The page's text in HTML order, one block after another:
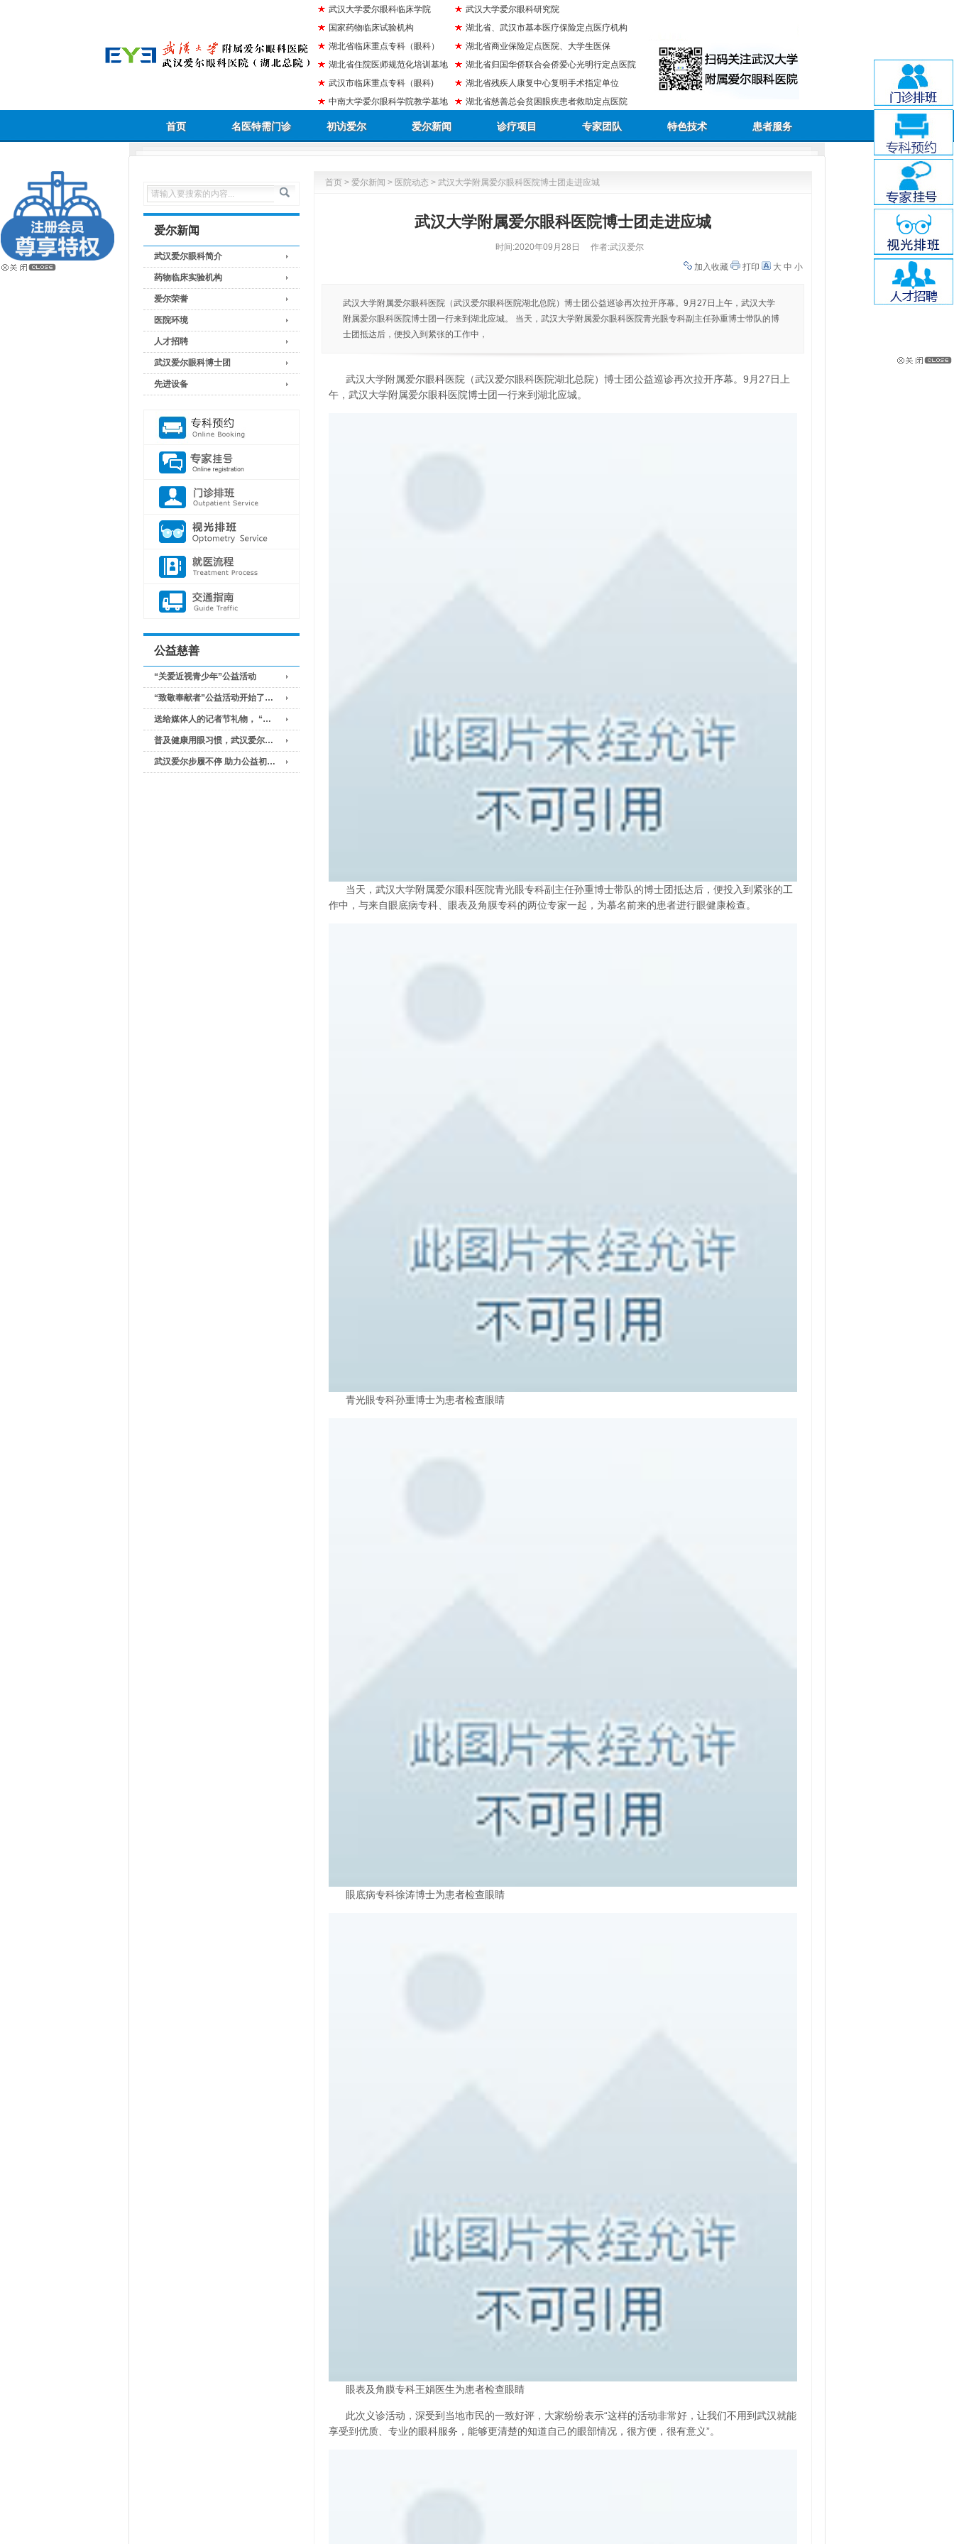
武汉大学爱尔眼科临床学院
国家药物临床试验机构
湖北省临床重点专科（眼科）
湖北省住院医师规范化培训基地
武汉市临床重点专科（眼科)
中南大学爱尔眼科学院教学基地
武汉大学爱尔眼科研究院
湖北省、武汉市基本医疗保险定点医疗机构
湖北省商业保险定点医院、大学生医保
湖北省归国华侨联合会侨爱心光明行定点医院
湖北省残疾人康复中心复明手术指定单位
湖北省慈善总会贫困眼疾患者救助定点医院
首页 名医特需门诊 初访爱尔 爱尔新闻 诊疗项目 专家团队 特色技术 患者服务
爱尔新闻
武汉爱尔眼科简介
药物临床实验机构
爱尔荣誉
医院环境
人才招聘
武汉爱尔眼科博士团
先进设备
公益慈善
“关爱近视青少年”公益活动
“致敬奉献者”公益活动开始了…
送给媒体人的记者节礼物， “…
普及健康用眼习惯，武汉爱尔…
武汉爱尔步履不停 助力公益初…
首页 > 爱尔新闻 > 医院动态 > 武汉大学附属爱尔眼科医院博士团走进应城
武汉大学附属爱尔眼科医院博士团走进应城
时间:2020年09月28日
作者:武汉爱尔
加入收藏
打印 大 中 小
武汉大学附属爱尔眼科医院（武汉爱尔眼科医院湖北总院）博士团公益巡诊再次拉开序幕。9月27日上午，武汉大学
附属爱尔眼科医院博士团一行来到湖北应城。 当天，武汉大学附属爱尔眼科医院青光眼专科副主任孙重博士带队的博
士团抵达后，便投入到紧张的工作中，
武汉大学附属爱尔眼科医院（武汉爱尔眼科医院湖北总院）博士团公益巡诊再次拉开序幕。9月27日上
午，武汉大学附属爱尔眼科医院博士团一行来到湖北应城。
当天，武汉大学附属爱尔眼科医院青光眼专科副主任孙重博士带队的博士团抵达后，便投入到紧张的工
作中，与来自眼底病专科、眼表及角膜专科的两位专家一起，为慕名前来的患者进行眼健康检查。
青光眼专科孙重博士为患者检查眼睛
眼底病专科徐涛博士为患者检查眼睛
眼表及角膜专科王娟医生为患者检查眼睛
此次义诊活动，深受到当地市民的一致好评，大家纷纷表示“这样的活动非常好，让我们不用到武汉就能
享受到优质、专业的眼科服务，能够更清楚的知道自己的眼部情况，很方便，很有意义”。